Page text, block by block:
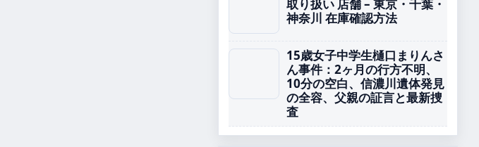
取り扱い 店舗 – 東京・千葉・
神奈川 在庫確認方法
15歳女子中学生樋口まりんさ
ん事件：2ヶ月の行方不明、
10分の空白、信濃川遺体発見
の全容、父親の証言と最新捜
査